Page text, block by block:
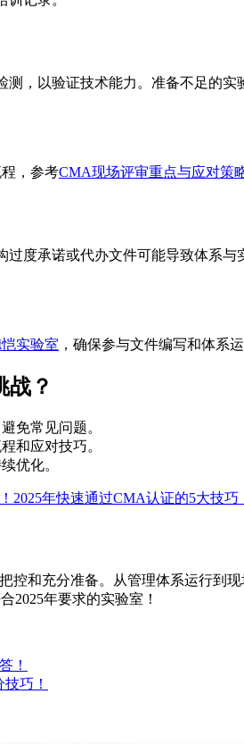
，以验证技术能力。准备不足的实
，参考CMA现场评审重点与应对策
度承诺或代办文件可能导致体系与
实验室 ，确保参与文件编写和体系运
战？
免常见问题。
和应对技巧。
优化。
2025年快速通过CMA认证的5大技巧
控和充分准备。从管理体系运行到
2025年要求的实验室！
！
巧！